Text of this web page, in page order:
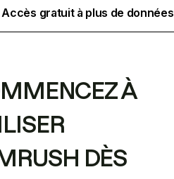
Accès gratuit à plus de données
À
DÈS